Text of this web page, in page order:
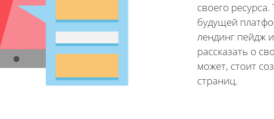
своего
будущей
лендинг пейдж
рассказать о
может, стоит
страниц.